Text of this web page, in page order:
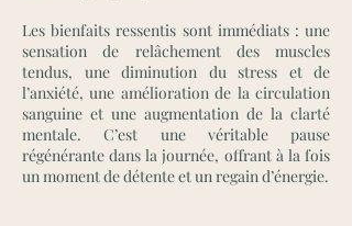
Les bienfaits ressentis sont immédiats : une
sensation de relâchement des muscles
tendus, une diminution du stress et de
l’anxiété, une amélioration de la circulation
sanguine et une augmentation de la clarté
mentale. C’est une véritable pause
régénérante dans la journée, offrant à la fois
un moment de détente et un regain d’énergie.